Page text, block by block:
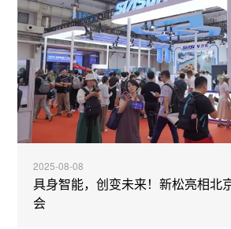
2025-08-08
具身智能，创变未来！新松亮相北
会